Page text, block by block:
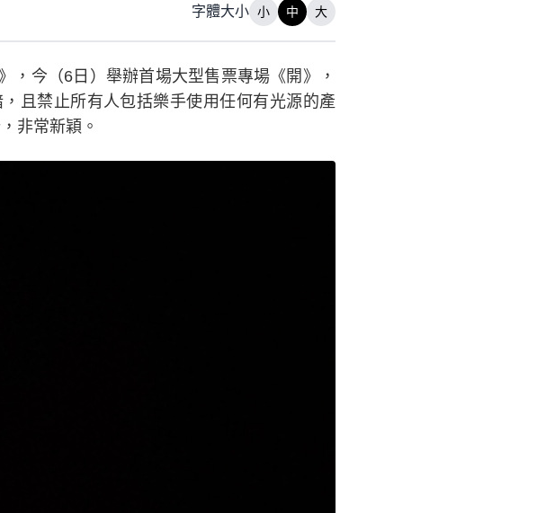
字體大小 小 中 大
，今（6日）舉辦首場大型售票專場《開》，
且禁止所有人包括樂手使用任何有光源的產
非常新穎。